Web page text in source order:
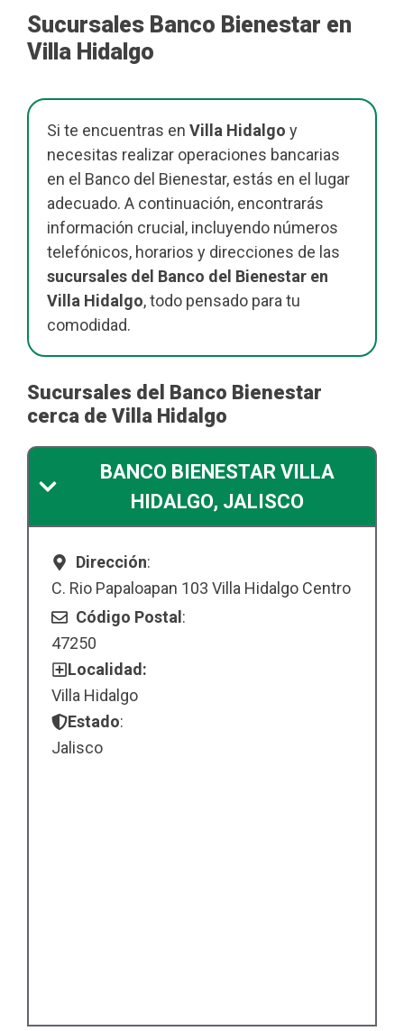
Sucursales Banco Bienestar en
Villa Hidalgo
Si te encuentras en Villa Hidalgo y
necesitas realizar operaciones bancarias
en el Banco del Bienestar, estás en el lugar
adecuado. A continuación, encontrarás
información crucial, incluyendo números
telefónicos, horarios y direcciones de las
sucursales del Banco del Bienestar en
Villa Hidalgo, todo pensado para tu
comodidad.
Sucursales del Banco Bienestar
cerca de Villa Hidalgo
BANCO BIENESTAR VILLA
HIDALGO, JALISCO
Dirección:
C. Rio Papaloapan 103 Villa Hidalgo Centro
Código Postal :
47250
Localidad:
Villa Hidalgo
Estado:
Jalisco